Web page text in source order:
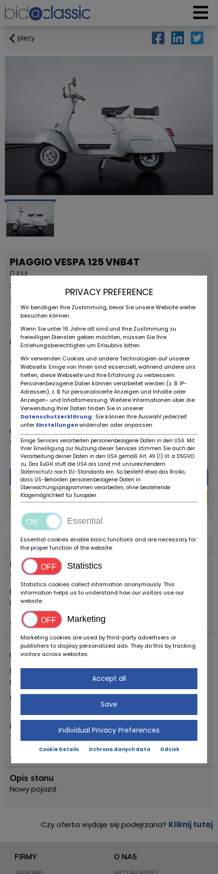
plecy
PIAGGIO VESPA 125 VNB4T
0 KM
Stała reklama
EUR 7.500,-
Dostawców
RUOTE DA SOGNO S.R.L
Via Daniele da Torricella, 29
42122 Reggio Emilia
+39 0522 268511
Ruote da Sogno
więcej od tego sprzedawcy
Wiadomość
Kalkulator finansowania
Lokalizacja
Kraj
Włochy
Miejsce
Reggio Emilia
Ważny
Typ pojazdu
Motocykle
Marka
Piaggio
Pierwszy rok rejestracji
1963
Model
VESPA 125 VNB4T
Status
Opis stanu
Nowy pojazd
Czy oferta wydaje się podejrzana? Kliknij tutaj
FIRMY
WARUNKI
O NAS
AKTUALNOŚCI
PRIVACY PREFERENCE
Wir benötigen Ihre Zustimmung, bevor Sie unsere Website weiter
besuchen können.
Wenn Sie unter 16 Jahre alt sind und Ihre Zustimmung zu
freiwilligen Diensten geben möchten, müssen Sie Ihre
Erziehungsberechtigten um Erlaubnis bitten.
Wir verwenden Cookies und andere Technologien auf unserer
Webseite. Einige von ihnen sind essenziell, während andere uns
helfen, diese Webseite und Ihre Erfahrung zu verbessern.
Personenbezogene Daten können verarbeitet werden (z. B. IP-
Adressen), z. B. für personalisierte Anzeigen und Inhalte oder
Anzeigen- und Inhaltsmessung. Weitere Informationen über die
Verwendung Ihrer Daten finden Sie in unserer
Datenschutzerklärung. Sie können Ihre Auswahl jederzeit
unter Einstellungenwiderrufen oder anpassen.
Einige Services verarbeiten personenbezogene Daten in den USA. Mit
Ihrer Einwilligung zur Nutzung dieser Services stimmen Sie auch der
Verarbeitung deiner Daten in den USA gemäß Art. 49 (1) lit. a DSGVO
zu. Das EuGH stuft die USA als Land mit unzureichendem
Datenschutz nach EU-Standards ein. So besteht etwa das Risiko,
dass US-Behörden personenbezogene Daten in
Überwachungsprogrammen verarbeiten, ohne bestehende
Klagemöglichkeit für Europäer.
Essential
Essential cookies enable basic functions and are necessary for
the proper function of the website.
Statistics
Statistics cookies collect information anonymously. This
information helps us to understand how our visitors use our
website.
Marketing
Marketing cookies are used by third-party advertisers or
publishers to display personalized ads. They do this by tracking
visitors across websites.
Accept all
Save
Individual Privacy Preferences
Cookie Details Ochrona danych data Odcisk